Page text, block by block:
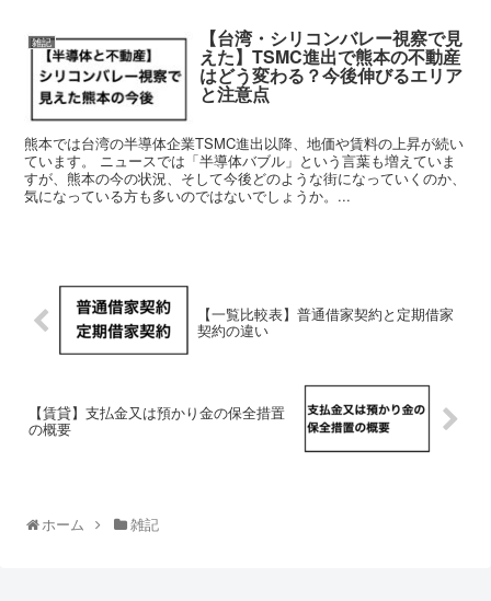
雑記 【台湾・シリコンバレー視察で見
えた】TSMC進出で熊本の不動産
はどう変わる？今後伸びるエリア
と注意点
熊本では台湾の半導体企業TSMC進出以降、地価や賃料の上昇が続い
ています。 ニュースでは「半導体バブル」という言葉も増えていま
すが、熊本の今の状況、そして今後どのような街になっていくのか、
気になっている方も多いのではないでしょうか。...
【一覧比較表】普通借家契約と定期借家
契約の違い
【賃貸】支払金又は預かり金の保全措置
の概要
ホーム 雑記